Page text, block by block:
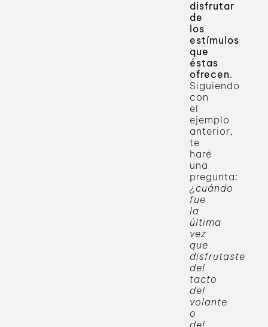
disfrutar
de
los
estímulos
que
éstas
ofrecen.
Siguiendo
con
el
ejemplo
anterior,
te
haré
una
pregunta:
¿cuándo
fue
la
última
vez
que
disfrutaste
del
tacto
del
volante
o